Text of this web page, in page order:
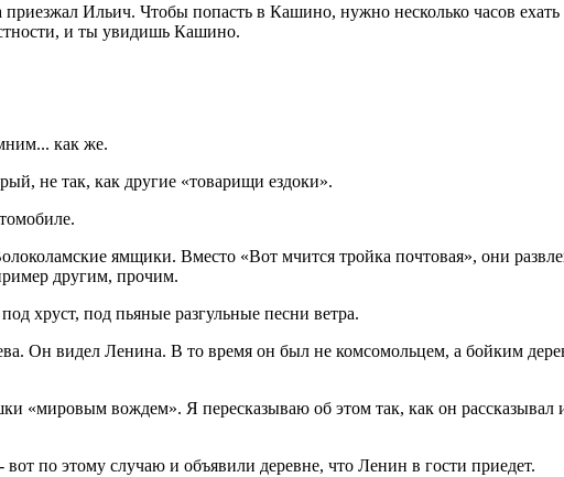
Ильич. Чтобы попасть в Кашино, нужно несколько часов
и ты увидишь Кашино.
как же.
не так, как другие «товарищи ездоки».
ямщики. Вместо «Вот мчится тройка почтовая», они
другим, прочим.
хруст, под пьяные разгульные песни ветра.
Он видел Ленина. В то время он был не комсомольцем, а бойким
«мировым вождем». Я пересказываю об этом так, как он рассказывал
по этому случаю и объявили деревне, что Ленин в гости приедет.